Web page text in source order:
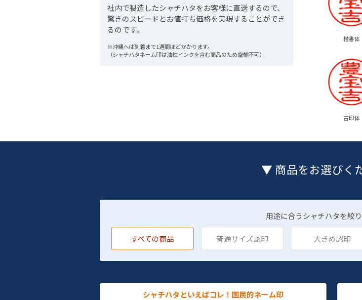
楷書体
古印体
社内で製造したシャチハタをお客様に直送するので、
驚きのスピードとお値打ち価格を実現することができ
るのです。
※沖縄へは到着まで1週間ほどかかります。
（シャチハタネーム印は油性インクを含む商品のため空輸不可）
▼ 商品をお選びく
用途に合うシャチハタを絞り
すべての商品 普通サイズ認印 大きめ認印
シャチハタといえばコレ！国民的ネーム印